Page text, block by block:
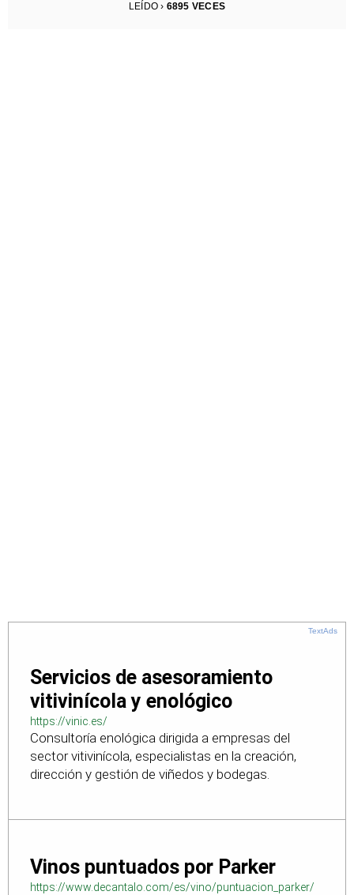
LEÍDO › 6895 VECES
TextAds
Servicios de asesoramiento
vitivinícola y enológico
https://vinic.es/
Consultoría enológica dirigida a empresas del
sector vitivinícola, especialistas en la creación,
dirección y gestión de viñedos y bodegas.
Vinos puntuados por Parker
https://www.decantalo.com/es/vino/puntuacion_parker/